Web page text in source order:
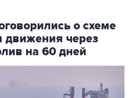
о схеме
движения через
на 60 дней